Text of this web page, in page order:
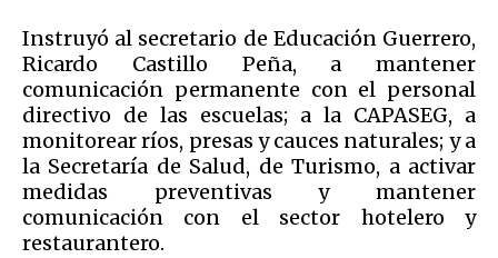
Instruyó al secretario de Educación Guerrero,
Ricardo Castillo Peña, a mantener
comunicación permanente con el personal
directivo de las escuelas; a la CAPASEG, a
monitorear ríos, presas y cauces naturales; y a
la Secretaría de Salud, de Turismo, a activar
medidas preventivas y mantener
comunicación con el sector hotelero y
restaurantero.